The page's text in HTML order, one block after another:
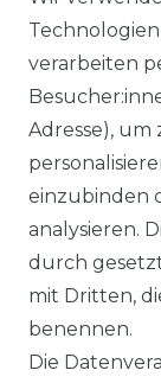
BEZAHLUNG
KLIMA- UND
LEXIKON
ÜBER UNS
verarbeiten
Adresse), um
einzubinden
analysieren.
durch
mit Dritten,
benennen.
Die